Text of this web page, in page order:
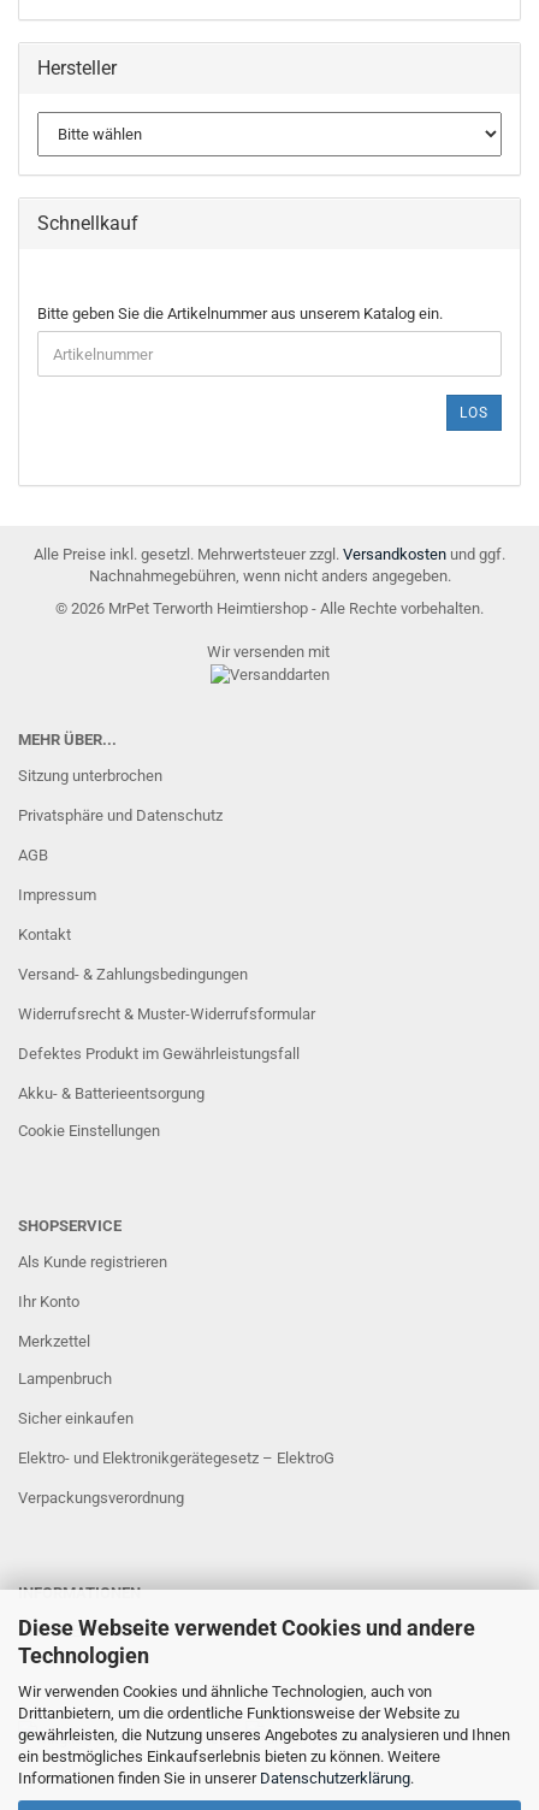
Diese Webseite verwendet Cookies und andere
Technologien
Wir verwenden Cookies und ähnliche Technologien, auch von
Drittanbietern, um die ordentliche Funktionsweise der Website zu
gewährleisten, die Nutzung unseres Angebotes zu analysieren und Ihnen
ein bestmögliches Einkaufserlebnis bieten zu können. Weitere
Informationen finden Sie in unserer Datenschutzerklärung.
Hersteller
Schnellkauf
BITTE
GEBEN
SIE
DIE
EIN.
Bitte geben Sie die Artikelnummer aus unserem Katalog ein.
LOS
Alle Preise inkl. gesetzl. Mehrwertsteuer zzgl. Versandkosten und ggf.
Nachnahmegebühren, wenn nicht anders angegeben.
© 2026 MrPet Terworth Heimtiershop - Alle Rechte vorbehalten.
Wir versenden mit
MEHR ÜBER...
Sitzung unterbrochen
Privatsphäre und Datenschutz
AGB
Impressum
Kontakt
Versand- & Zahlungsbedingungen
Widerrufsrecht & Muster-Widerrufsformular
Defektes Produkt im Gewährleistungsfall
Akku- & Batterieentsorgung
Cookie Einstellungen
SHOPSERVICE
Als Kunde registrieren
Ihr Konto
Merkzettel
Lampenbruch
Sicher einkaufen
Elektro- und Elektronikgerätegesetz – ElektroG
Verpackungsverordnung
INFORMATIONEN
Sicher Einkaufen